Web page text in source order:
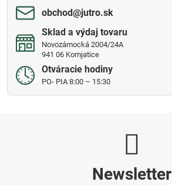
obchod​@jutro​.sk
Sklad a výdaj tovaru
Novozámocká 2004/24A
941 06 Komjatice
Otváracie hodiny
PO- PIA 8:00 – 15:30
Newsletter